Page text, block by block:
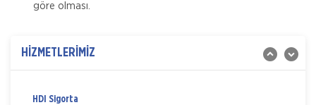
göre olması.
HİZMETLERİMİZ
Zorunlu Trafik Sigortası, Türkiye sınırları içerisinde
HDI Sigorta